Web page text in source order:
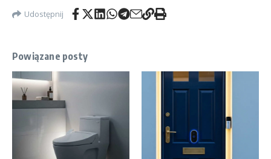
Udostępnij
Powiązane posty